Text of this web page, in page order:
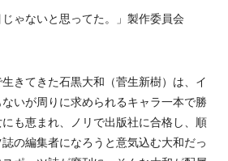
ゃないと思ってた。」製作委員会
きてきた石黒大和（菅生新樹）は、イ
いが周りに求められるキャラ一本で勝
も恵まれ、ノリで出版社に合格し、順
の編集者になろうと意気込む大和だっ